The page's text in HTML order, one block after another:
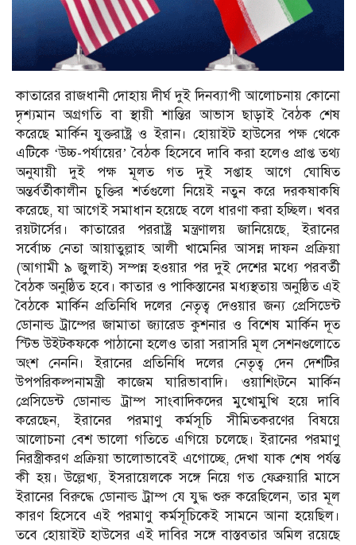
কাতারের রাজধানী দোহায় দীর্ঘ দুই দিনব্যাপী আলোচনায় কোনো
দৃশ্যমান অগ্রগতি বা স্থায়ী শান্তির আভাস ছাড়াই বৈঠক শেষ
করেছে মার্কিন যুক্তরাষ্ট্র ও ইরান। হোয়াইট হাউসের পক্ষ থেকে
এটিকে ‘উচ্চ-পর্যায়ের’ বৈঠক হিসেবে দাবি করা হলেও প্রাপ্ত তথ্য
অনুযায়ী দুই পক্ষ মূলত গত দুই সপ্তাহ আগে ঘোষিত
অন্তর্বর্তীকালীন চুক্তির শর্তগুলো নিয়েই নতুন করে দরকষাকষি
করেছে, যা আগেই সমাধান হয়েছে বলে ধারণা করা হচ্ছিল। খবর
রয়টার্সের। কাতারের পররাষ্ট্র মন্ত্রণালয় জানিয়েছে, ইরানের
সর্বোচ্চ নেতা আয়াতুল্লাহ আলী খামেনির আসন্ন দাফন প্রক্রিয়া
(আগামী ৯ জুলাই) সম্পন্ন হওয়ার পর দুই দেশের মধ্যে পরবর্তী
বৈঠক অনুষ্ঠিত হবে। কাতার ও পাকিস্তানের মধ্যস্থতায় অনুষ্ঠিত এই
বৈঠকে মার্কিন প্রতিনিধি দলের নেতৃত্ব দেওয়ার জন্য প্রেসিডেন্ট
ডোনাল্ড ট্রাম্পের জামাতা জ্যারেড কুশনার ও বিশেষ মার্কিন দূত
স্টিভ উইটকফকে পাঠানো হলেও তারা সরাসরি মূল সেশনগুলোতে
অংশ নেননি। ইরানের প্রতিনিধি দলের নেতৃত্ব দেন দেশটির
উপপরিকল্পনামন্ত্রী কাজেম ঘারিভাবাদি। ওয়াশিংটনে মার্কিন
প্রেসিডেন্ট ডোনাল্ড ট্রাম্প সাংবাদিকদের মুখোমুখি হয়ে দাবি
করেছেন, ইরানের পরমাণু কর্মসূচি সীমিতকরণের বিষয়ে
আলোচনা বেশ ভালো গতিতে এগিয়ে চলেছে। ইরানের পরমাণু
নিরস্ত্রীকরণ প্রক্রিয়া ভালোভাবেই এগোচ্ছে, দেখা যাক শেষ পর্যন্ত
কী হয়। উল্লেখ্য, ইসরায়েলকে সঙ্গে নিয়ে গত ফেব্রুয়ারি মাসে
ইরানের বিরুদ্ধে ডোনাল্ড ট্রাম্প যে যুদ্ধ শুরু করেছিলেন, তার মূল
কারণ হিসেবে এই পরমাণু কর্মসূচিকেই সামনে আনা হয়েছিল।
তবে হোয়াইট হাউসের এই দাবির সঙ্গে বাস্তবতার অমিল রয়েছে